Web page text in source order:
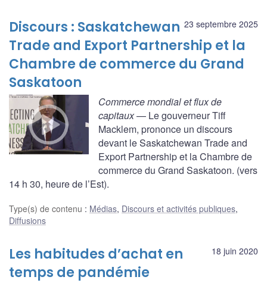
23 septembre 2025
Discours : Saskatchewan
Trade and Export Partnership et la
Chambre de commerce du Grand
Saskatoon
Commerce mondial et flux de
capitaux— Le gouverneur Tiff
Macklem, prononce un discours
devant le Saskatchewan Trade and
Export Partnership et la Chambre de
commerce du Grand Saskatoon. (vers
14 h 30, heure de l’Est).
Type(s) de contenu : Médias, Discours et activités publiques,
Diffusions
18 juin 2020
Les habitudes d’achat en
temps de pandémie